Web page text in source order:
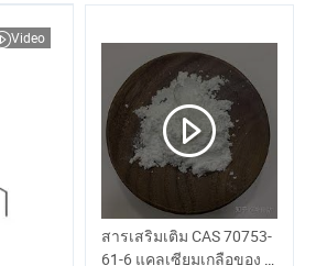
Video
สารเสริมเติม CAS 70753-
61-6 แคลเซียมเกลือของ L-